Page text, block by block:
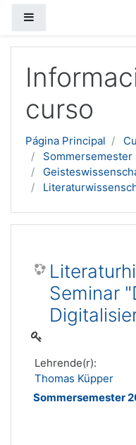
curso
Página Principal
Sommersemester
Seminar
Lehrende(r):
Thomas Küpper
Sommersemester